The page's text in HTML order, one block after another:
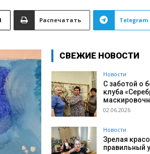
Распечатать Telegram
СВЕЖИЕ НОВОСТИ
Новости
С заботой о
клуба
02.06.2026
Новости
Зрелая
правильный